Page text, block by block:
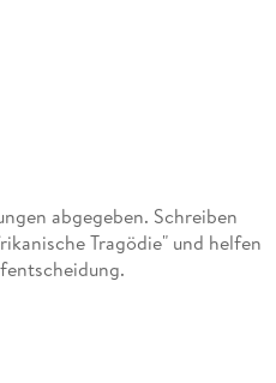
abgegeben. Schreiben
Tragödie" und helfen